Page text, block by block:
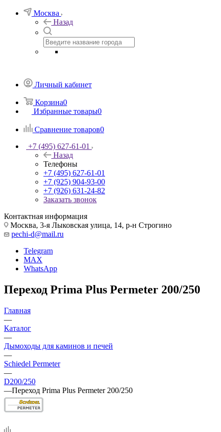
Москва
Назад
Личный кабинет
Корзина0
Избранные товары0
Сравнение товаров0
+7 (495) 627-61-01
Назад
Телефоны
+7 (495) 627-61-01
+7 (925) 904-93-00
+7 (926) 631-24-82
Заказать звонок
Контактная информация
Москва, 3-я Лыковская улица, 14, р-н Строгино
pechi-d@mail.ru
Telegram
MAX
WhatsApp
Переход Prima Plus Permeter 200/250
Главная
—
Каталог
—
Дымоходы для каминов и печей
—
Schiedel Permeter
—
D200/250
—Переход Prima Plus Permeter 200/250